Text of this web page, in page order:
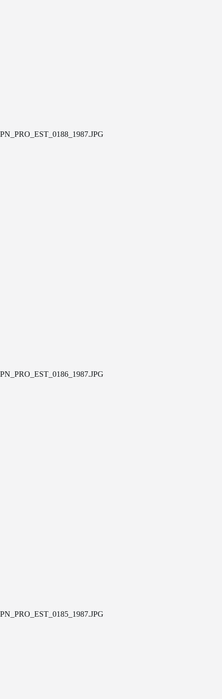
PN_PRO_EST_0188_1987.JPG
PN_PRO_EST_0186_1987.JPG
PN_PRO_EST_0185_1987.JPG